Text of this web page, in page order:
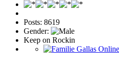
Posts: 8619
Gender:
Keep on Rockin